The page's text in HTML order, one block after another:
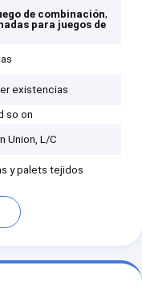
de combinación,
para juegos de
existencias
so on
Union, L/C
y palets tejidos